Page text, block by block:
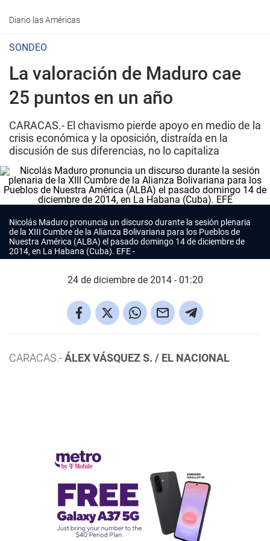
Diario las Américas
SONDEO
La valoración de Maduro cae
25 puntos en un año
CARACAS.- El chavismo pierde apoyo en medio de la
crisis económica y la oposición, distraída en la
discusión de sus diferencias, no lo capitaliza
Nicolás Maduro pronuncia un discurso durante la sesión plenaria
de la XIII Cumbre de la Alianza Bolivariana para los Pueblos de
Nuestra América (ALBA) el pasado domingo 14 de diciembre de
2014, en La Habana (Cuba). EFE
24 de diciembre de 2014 - 01:20
CARACAS.-ÁLEX VÁSQUEZ S. / EL NACIONAL